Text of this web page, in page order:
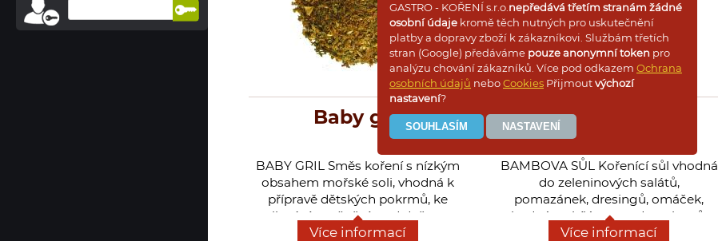
Baby gril
BABY GRIL Směs koření s nízkým
obsahem mořské soli, vhodná k
přípravě dětských pokrmů, ke
grilování a rožnění, pod dušenou
zeleninu, do těstovin, rýže a jiných
Více informací
Bambova sůl
BAMBOVA SŮL Kořenící sůl vhodná
do zeleninových salátů,
pomazánek, dresingů, omáček,
vhodné na bílé maso, do pokrmů z
ryb, ale i do luštěnin, rýže a
Více informací
GASTRO - KOŘENÍ s.r.o.nepředává třetím stranám žádné
osobní údaje kromě těch nutných pro uskutečnění
platby a dopravy zboží k zákazníkovi. Službám třetích
stran (Google) předáváme pouze anonymní token pro
analýzu chování zákazníků. Více pod odkazem Ochrana
osobních údajů neboCookies Přijmoutvýchozí
nastavení?